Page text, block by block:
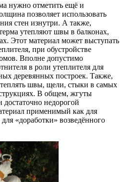
нужно отметить ещё и
позволяет использовать
стен изнутри. А также,
утепляют швы в балконах,
Этот материал может выступать
при обустройстве
Вполне допустимо
в роли утеплителя для
деревянных построек. Также,
швы, щели, стыки в самых
В общем, жгуты
недорогой
применимый как для
«доработки» возведённого